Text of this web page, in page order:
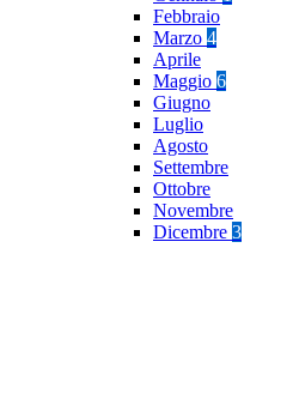
Febbraio
Marzo 4
Aprile
Maggio 6
Giugno
Luglio
Agosto
Settembre
Ottobre
Novembre
Dicembre 3